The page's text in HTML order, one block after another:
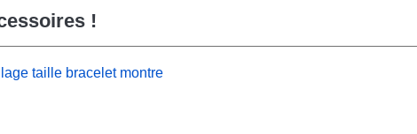
!
taille bracelet montre